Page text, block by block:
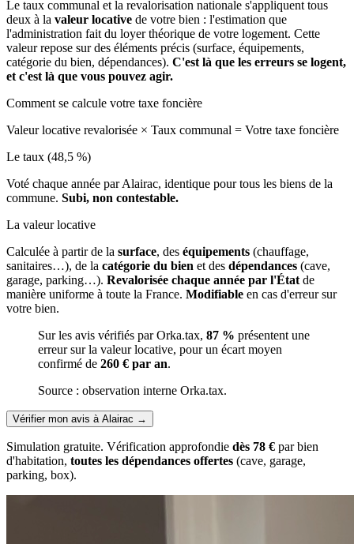
Le taux communal et la revalorisation nationale s'appliquent tous
deux à la valeur locative de votre bien : l'estimation que
l'administration fait du loyer théorique de votre logement. Cette
valeur repose sur des éléments précis (surface, équipements,
catégorie du bien, dépendances). C'est là que les erreurs se logent,
et c'est là que vous pouvez agir.
Comment se calcule votre taxe foncière
Valeur locative revalorisée × Taux communal = Votre taxe foncière
Le taux (48,5 %)
Voté chaque année par Alairac, identique pour tous les biens de la
commune. Subi, non contestable.
La valeur locative
Calculée à partir de la surface, des équipements (chauffage,
sanitaires…), de la catégorie du bien et des dépendances (cave,
garage, parking…). Revalorisée chaque année par l'État de
manière uniforme à toute la France. Modifiable en cas d'erreur sur
votre bien.
Sur les avis vérifiés par Orka.tax, 87 % présentent une
erreur sur la valeur locative, pour un écart moyen
confirmé de 260 € par an.
Source : observation interne Orka.tax.
Vérifier mon avis à Alairac →
Simulation gratuite. Vérification approfondie dès 78 € par bien
d'habitation, toutes les dépendances offertes (cave, garage,
parking, box).